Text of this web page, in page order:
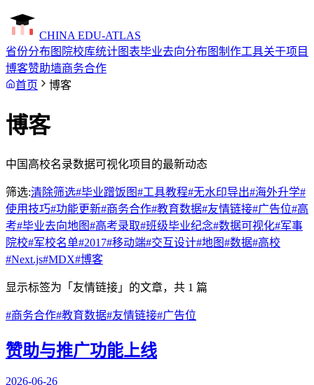
CHINA EDU-ATLAS
省份分布图 院校库统计图表毕业去向分布图制作工具关于项目
博客赞助墙商务合作
首页
博客
博客
中国高校名录数据可视化项目的最新动态
筛选:清除筛选#毕业蹭饭图#工具教程#无水印导出#海外升学#
使用技巧#功能更新#商务合作#教育数据#友情链接#广告位#高
考#毕业去向地图#高考录取#班级毕业纪念#数据可视化#军事
院校#军校名单#2017#移动端#交互设计#地图#数据#高校
#Next.js#MDX#博客
显示标签为「 友情链接 」的文章，共 1 篇
#商务合作#教育数据#友情链接#广告位
赞助与推广功能上线
2026-06-26